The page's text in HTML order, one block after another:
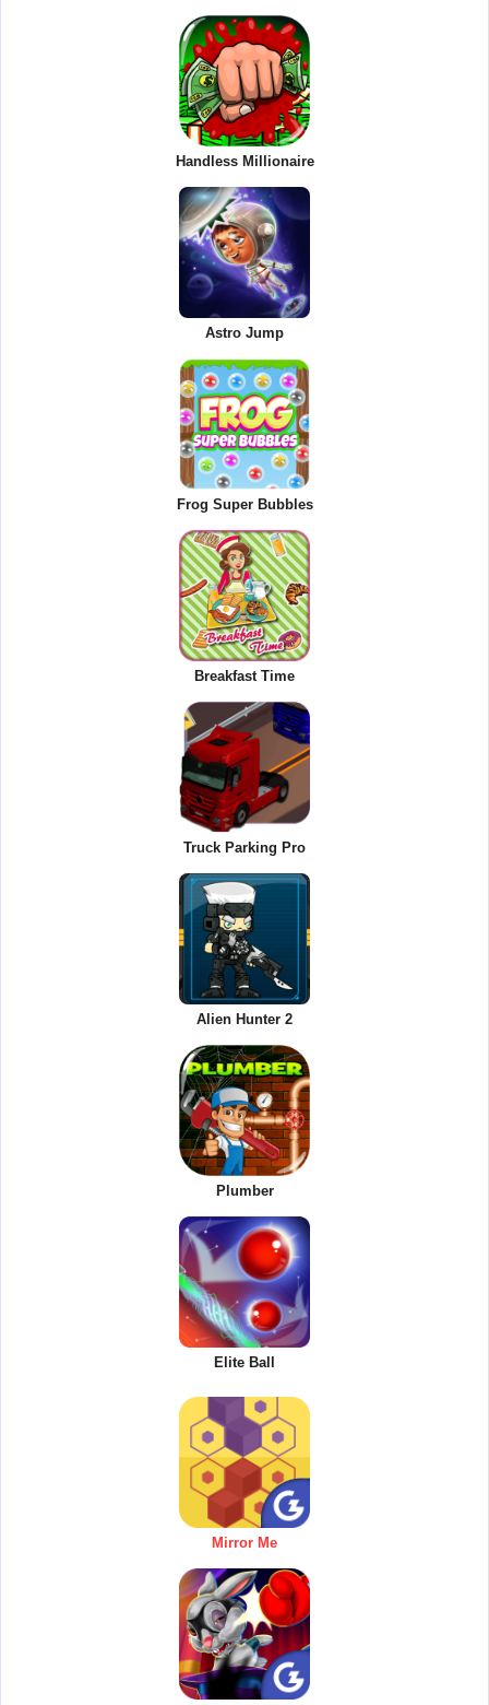
Handless Millionaire
Astro Jump
Frog Super Bubbles
Breakfast Time
Truck Parking Pro
Alien Hunter 2
Plumber
Elite Ball
Mirror Me